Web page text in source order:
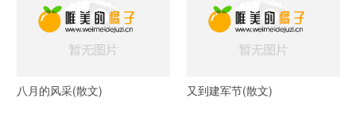
八月的风采(散文) 又到建军节(散文)